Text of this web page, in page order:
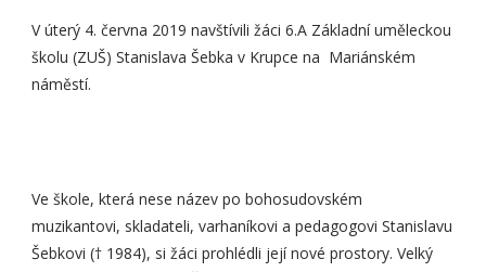
V úterý 4. června 2019 navštívili žáci 6.A Základní uměleckou
školu (ZUŠ) Stanislava Šebka v Krupce na Mariánském
náměstí.
Ve škole, která nese název po bohosudovském
muzikantovi, skladateli, varhaníkovi a pedagogovi Stanislavu
Šebkovi († 1984), si žáci prohlédli její nové prostory. Velký